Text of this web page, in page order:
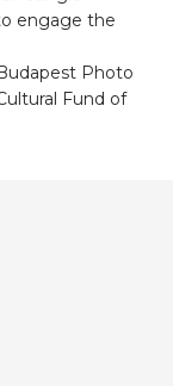
engage the
Photo
Fund of